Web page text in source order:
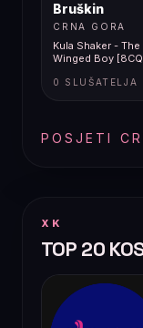
Bruškin
CRNA GORA
Kula Shaker - The
Winged Boy
0 SLUŠATELJA
POSJETI
XK
TOP 20